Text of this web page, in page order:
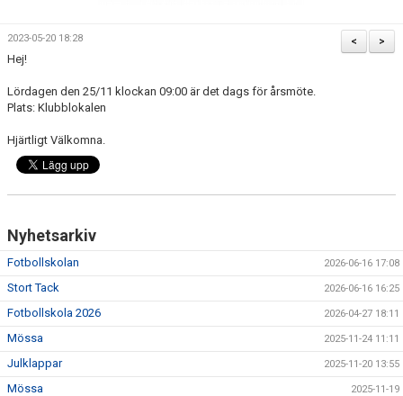
KALENDER
BILDGALLERI
DOKUMENT
VÅRA LAG/TRÄNARE
SPORTADMIN SUPPORT
WEBSHOP
STÖDMEDLEM
>
<
2023-05-20 18:28
Hej!
Lördagen den 25/11 klockan 09:00 är det dags för årsmöte.
Plats: Klubblokalen
Hjärtligt Välkomna.
Nyhetsarkiv
Fotbollskolan 2026-06-16 17:08
Stort Tack 2026-06-16 16:25
Fotbollskola 2026 2026-04-27 18:11
Mössa 2025-11-24 11:11
Julklappar 2025-11-20 13:55
Mössa 2025-11-19